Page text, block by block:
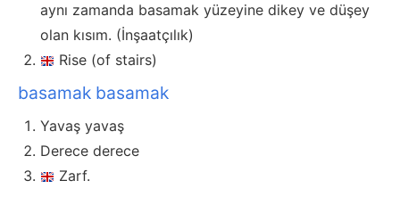
aynı zamanda basamak yüzeyine dikey ve düşey
olan kısım. (İnşaatçılık)
Rise (of stairs)
basamak basamak
Yavaş yavaş
Derece derece
Zarf.